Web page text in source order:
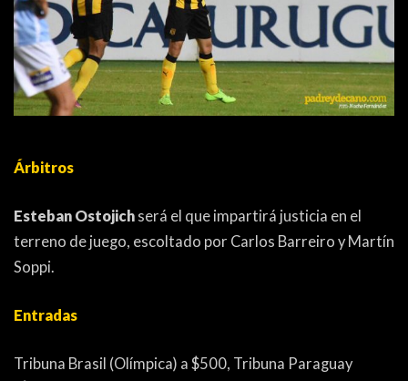
Árbitros
Esteban Ostojich será el que impartirá justicia en el
terreno de juego, escoltado por Carlos Barreiro y Martín
Soppi.
Entradas
Tribuna Brasil (Olímpica) a $500, Tribuna Paraguay